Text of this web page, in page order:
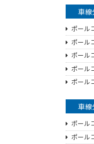
車線
ポール
ポール
ポール
ポール
ポール
車線
ポール
ポール